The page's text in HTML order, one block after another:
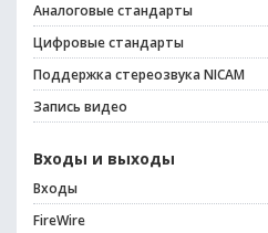
Аналоговые стандарты
Цифровые стандарты
Поддержка стереозвука NICAM
Запись видео
Входы и выходы
Входы
FireWire